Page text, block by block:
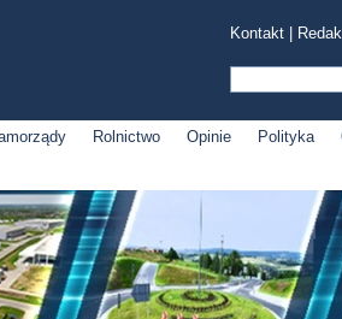
Kontakt
Rolnictwo Opinie Polityka